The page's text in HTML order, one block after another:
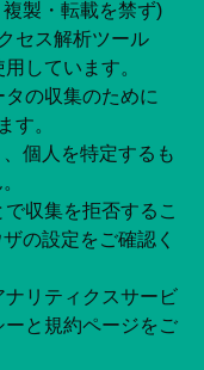
製・転載を禁ず)
セス解析ツール
しています。
の収集のために
す。
個人を特定するも
収集を拒否するこ
の設定をご確認く
リティクスサービ
と規約ページをご